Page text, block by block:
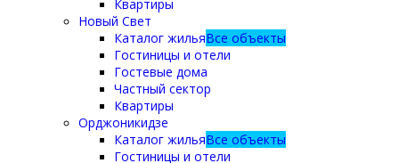
Квартиры
Новый Свет
Каталог жильяВсе объекты
Гостиницы и отели
Гостевые дома
Частный сектор
Квартиры
Орджоникидзе
Каталог жильяВсе объекты
Гостиницы и отели